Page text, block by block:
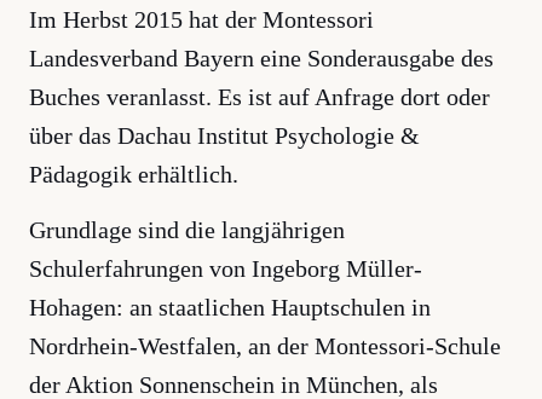
Im Herbst 2015 hat der Montessori
Landesverband Bayern eine Sonderausgabe des
Buches veranlasst. Es ist auf Anfrage dort oder
über das Dachau Institut Psychologie &
Pädagogik erhältlich.
Grundlage sind die langjährigen
Schulerfahrungen von Ingeborg Müller-
Hohagen: an staatlichen Hauptschulen in
Nordrhein-Westfalen, an der Montessori-Schule
der Aktion Sonnenschein in München, als